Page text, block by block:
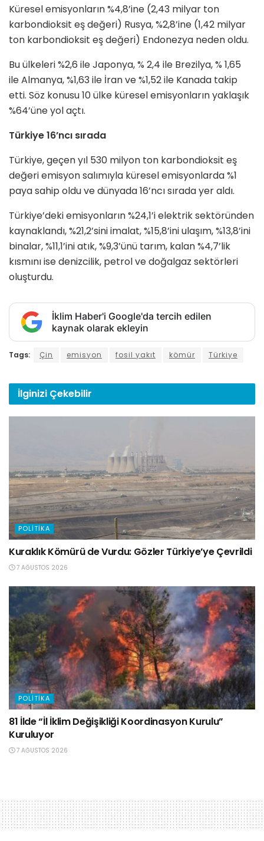
Küresel emisyonların %4,8’ine (2,43 milyar ton
karbondioksit eş değeri) Rusya, %2,8’ine (1,42 milyar
ton karbondioksit eş değeri) Endonezya neden oldu.
Bu ülkeleri %2,6 ile Japonya, % 2,4 ile Brezilya, % 1,65
ile Almanya, %1,63 ile İran ve %1,52 ile Kanada takip
etti. Söz konusu 10 ülke küresel emisyonların yaklaşık
%64’üne yol açtı.
Türkiye 16’ncı sırada
Türkiye, geçen yıl 530 milyon ton karbondioksit eş
değeri emisyon salımıyla küresel emisyonlarda %1
paya sahip oldu ve dünyada 16’ncı sırada yer aldı.
Türkiye’deki emisyonların %24,1’i elektrik sektöründen
kaynaklandı, %21,2’sini imalat, %15,8’ini ulaşım, %13,8’ini
binalar, %11,1’ini atık, %9,3’ünü tarım, kalan %4,7’lik
kısmını ise denizcilik, petrol ve doğalgaz sektörleri
oluşturdu.
İklim Haber'i Google'da tercih edilen
kaynak olarak ekleyin
Tags: Çin emisyon fosil yakıt kömür Türkiye
İlginizi Çekebilir
POLITIKA
Kuraklık Kömürü de Vurdu: Gözler Türkiye’ye Çevrildi
7 AĞUSTOS 2026
POLITIKA
81 İlde “İl İklim Değişikliği Koordinasyon Kurulu”
Kuruluyor
7 AĞUSTOS 2026